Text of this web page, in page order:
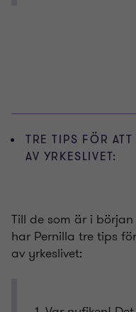
TRE TIPS FÖR
AV YRKESLIVET:
Till de som är i
har Pernilla tre tips
av yrkeslivet: